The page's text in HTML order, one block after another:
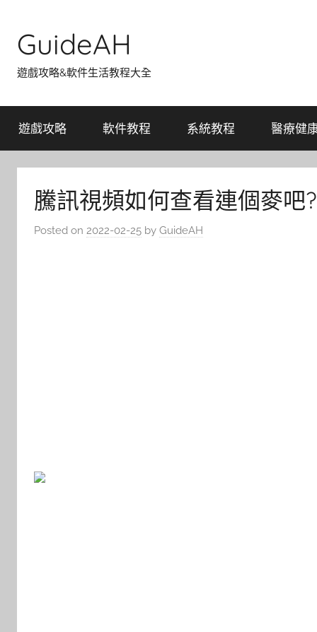
content
GuideAH
遊戲攻略&軟件生活教程大全
遊戲攻略 軟件教程 系統教程 醫療健
騰訊視頻如何查看連個麥
Posted on 2022-02-25 by GuideAH